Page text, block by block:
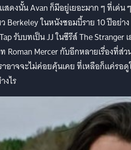
สดงนั้น Avan ก็มีอยู่เยอะมาก ๆ ที่เด่น ๆ
Berkeley ในหนังซอมบี้ราย 10 ปีอย่าง
รับบทเป็น JJ ในซีรีส์ The Stranger
Roman Mercer กับอีกหลายเรื่องที่ส่ว
าอาจจะไม่ค่อยคุ้นเคย ที่เหลือก็แค่รอดู
งไร